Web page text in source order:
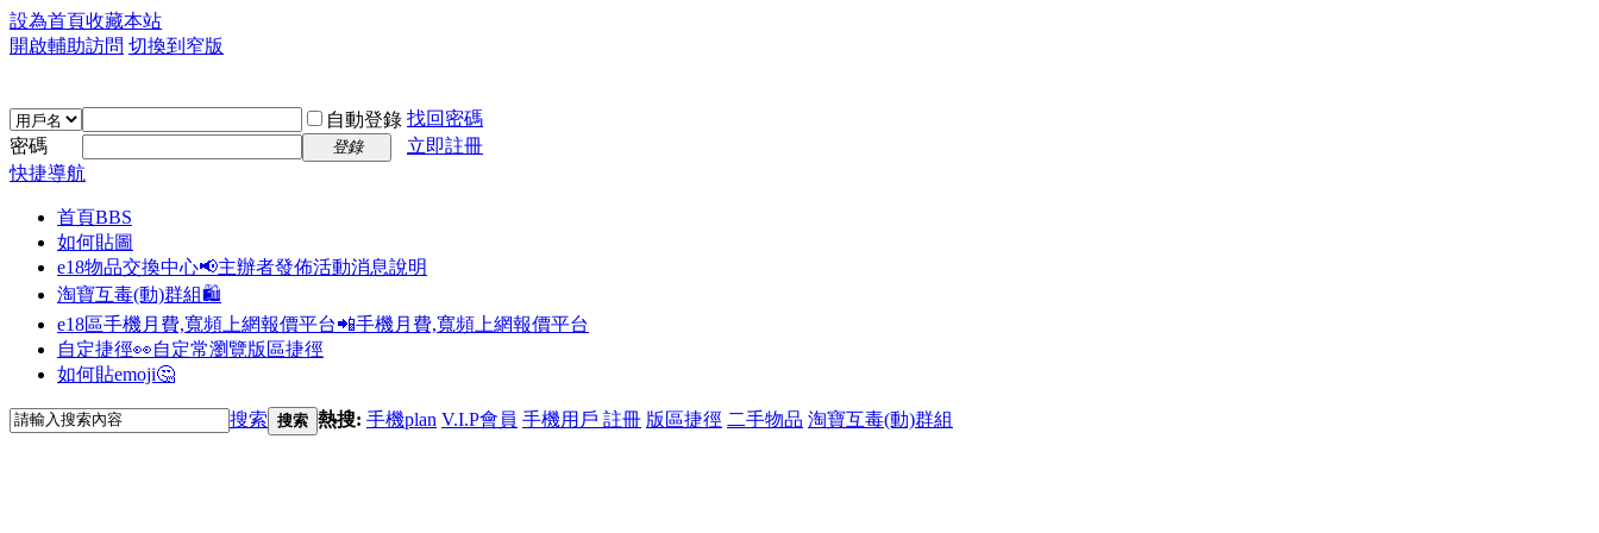
設為首頁收藏本站
開啟輔助訪問 切換到窄版
自動登錄 找回密碼
密碼
登錄
立即註冊
快捷導航
首頁BBS
如何貼圖
e18物品交換中心📢主辦者發佈活動消息說明
淘寶互毒(動)群組🛍️
e18區手機月費,寬頻上網報價平台📲手機月費,寬頻上網報價平台
自定捷徑👀自定常瀏覽版區捷徑
如何貼emoji🤔
搜索 搜索 熱搜: 手機plan V.I.P會員 手機用戶 註冊 版區捷徑 二手物品 淘寶互毒(動)群組